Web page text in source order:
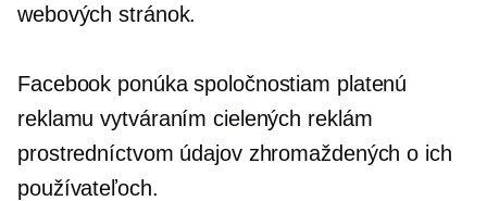
webových stránok.
Facebook ponúka spoločnostiam platenú
reklamu vytváraním cielených reklám
prostredníctvom údajov zhromaždených o ich
používateľoch.